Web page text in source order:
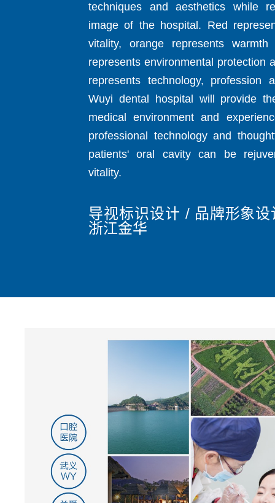
techniques and aesthetics while
image of the hospital. Red
vitality, orange represents
represents environmental protection
represents technology, profession
Wuyi dental hospital will provide
medical environment and
professional technology and
patients' oral cavity can be
vitality.
导视标识设计 / 品牌形象
浙江金华